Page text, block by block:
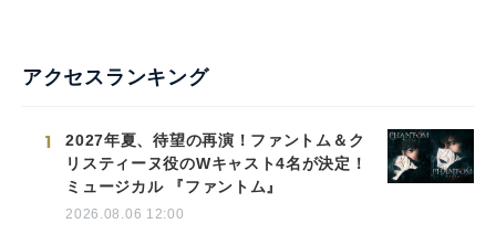
アクセスランキング
1
2027年夏、待望の再演！ファントム＆ク
リスティーヌ役のWキャスト4名が決定！
ミュージカル 『ファントム』
2026.08.06 12:00